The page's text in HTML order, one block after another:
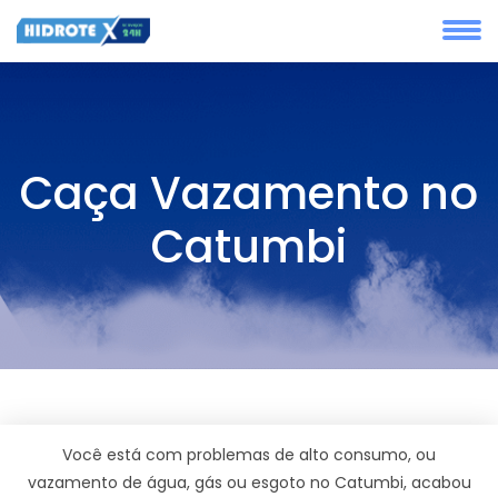
Caça Vazamento no
Catumbi
Você está com problemas de alto consumo, ou
vazamento de água, gás ou esgoto no Catumbi, acabou